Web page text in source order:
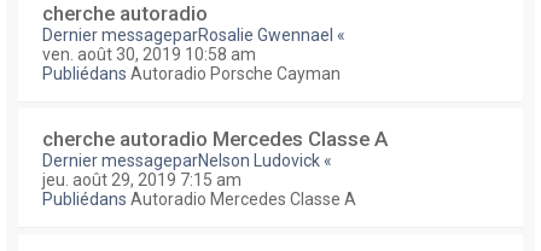
cherche autoradio
Dernier messageparRosalie Gwennael «
ven. août 30, 2019 10:58 am
Publiédans Autoradio Porsche Cayman
cherche autoradio Mercedes Classe A
Dernier messageparNelson Ludovick «
jeu. août 29, 2019 7:15 am
Publiédans Autoradio Mercedes Classe A